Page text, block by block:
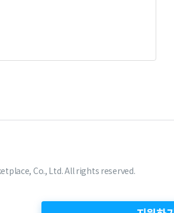
Co., Ltd. All rights reserved.